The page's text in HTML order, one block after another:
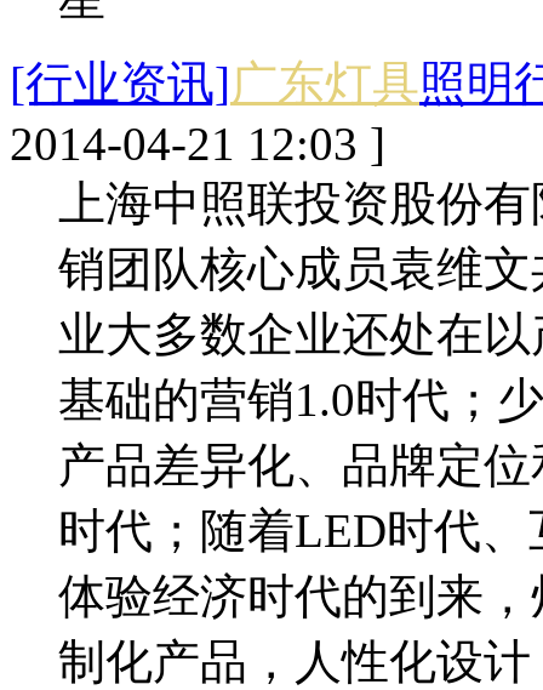
[行业资讯]广东灯具照明
2014-04-21 12:03 ]
上海中照联投资股份
销团队核心成员袁维
业大多数企业还处在
基础的营销1.0时代；
产品差异化、品牌定
时代；随着LED时代
体验经济时代的到来
制化产品，人性化设